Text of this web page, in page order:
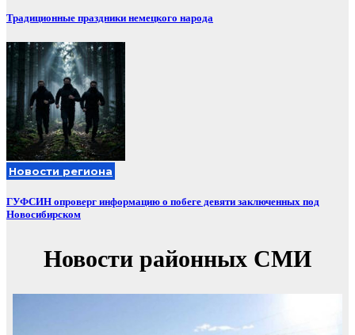
Традиционные праздники немецкого народа
Новости региона
ГУФСИН опроверг информацию о побеге девяти заключенных под
Новосибирском